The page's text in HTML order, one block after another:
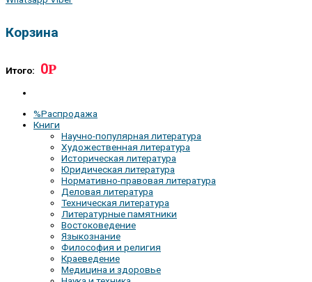
Корзина
Итого: 0Р
%Распродажа
Книги
Научно-популярная литература
Художественная литература
Историческая литература
Юридическая литература
Нормативно-правовая литература
Деловая литература
Техническая литература
Литературные памятники
Востоковедение
Языкознание
Философия и религия
Краеведение
Медицина и здоровье